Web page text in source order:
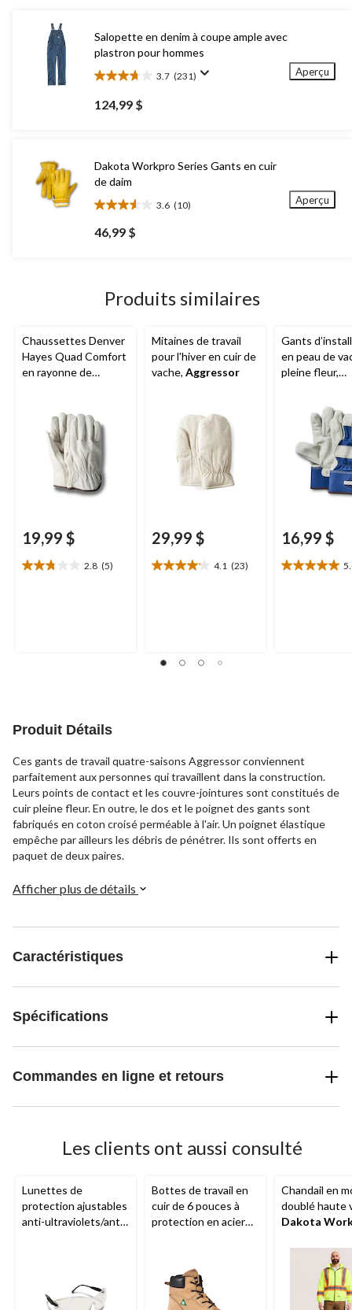
Salopette en denim à coupe ample avec
plastron pour hommes
3.7 (231)
3.7
étoile(s)
sur
124,99 $
Aperçu
Dakota Workpro Series Gants en cuir
de daim
3.6 (10)
3.6
étoile(s)
sur
46,99 $
Aperçu
Produits similaires
Chaussettes Denver
Hayes Quad Comfort
en rayonne de
2 paires
19,99 $
2.8 (5)
2.8
Mitaines de travail
pour l'hiver en cuir de
vache, Aggressor
29,99 $
4.1 (23)
4.1
Gants
en peau de
pleine fleur,
16,99 $
5.0
Produit Détails
Ces gants de travail quatre-saisons Aggressor conviennent
parfaitement aux personnes qui travaillent dans la construction.
Leurs points de contact et les couvre-jointures sont constitués de
cuir pleine fleur. En outre, le dos et le poignet des gants sont
fabriqués en coton croisé perméable à l'air. Un poignet élastique
empêche par ailleurs les débris de pénétrer. Ils sont offerts en
paquet de deux paires.
Afficher plus de détails
Caractéristiques
Spécifications
Commandes en ligne et retours
Les clients ont aussi consulté
Lunettes de
protection ajustables
anti-ultraviolets/anti-
Workhorse
Bottes de travail en
cuir de 6 pouces à
protection en acier
Chandail en
doublé haute
Dakota
glissière
longueur, pour
hommes